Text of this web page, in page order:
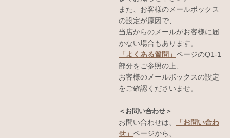
また、お客様のメールボックス
の設定が原因で、
当店からのメールがお客様に届
かない場合もあります。
「よくある質問」 ページのQ1-1
部分をご参照の上、
お客様のメールボックスの設定
をご確認くださいませ。
＜お問い合わせ＞
お問い合わせは、
「お問い合わ
せ」 ページから、